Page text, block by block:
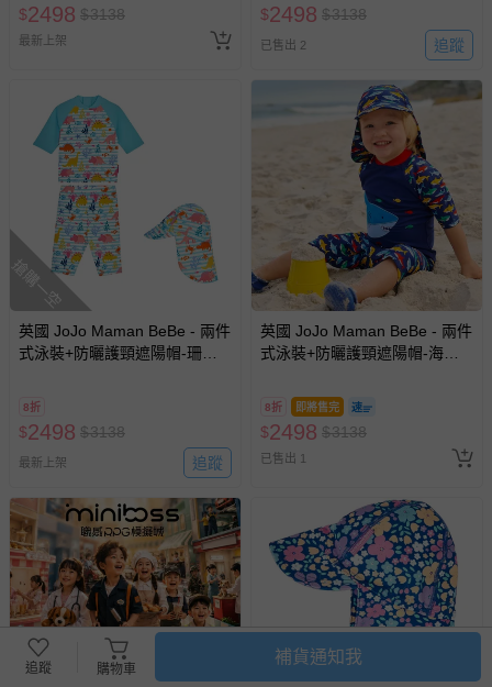
$2498 $3138
最新上架
$2498 $3138
已售出 2 追蹤
搶購一空
英國 JoJo Maman BeBe - 兩件
式泳裝+防曬護頸遮陽帽-珊瑚
8折
$2498 $3138
最新上架 追蹤
英國 JoJo Maman BeBe - 兩件
式泳裝+防曬護頸遮陽帽-海中
_JJH1311
8折 即將售完
$2498 $3138
已售出 1
追蹤 購物車
補貨通知我